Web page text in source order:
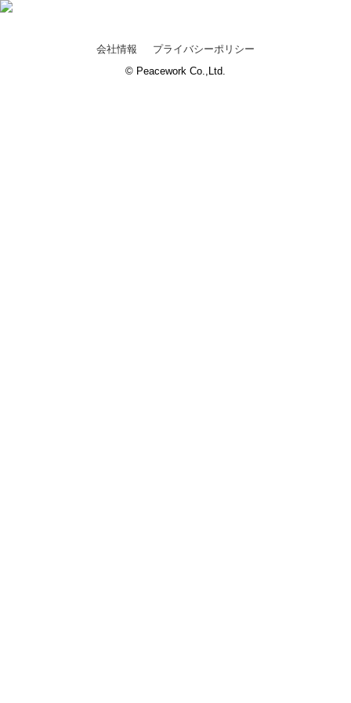
会社情報
プライバシーポリシー
© Peacework Co.,Ltd.